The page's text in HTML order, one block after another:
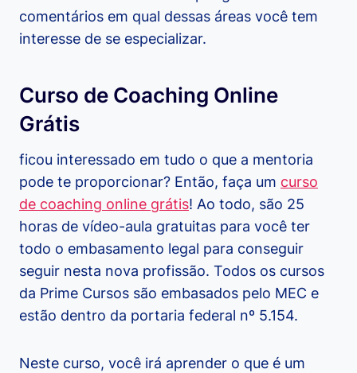
comentários em qual dessas áreas você tem
interesse de se especializar.
Curso de Coaching Online
Grátis
ficou interessado em tudo o que a mentoria
pode te proporcionar? Então, faça um curso
de coaching online grátis! Ao todo, são 25
horas de vídeo-aula gratuitas para você ter
todo o embasamento legal para conseguir
seguir nesta nova profissão. Todos os cursos
da Prime Cursos são embasados pelo MEC e
estão dentro da portaria federal nº 5.154.
Neste curso, você irá aprender o que é um